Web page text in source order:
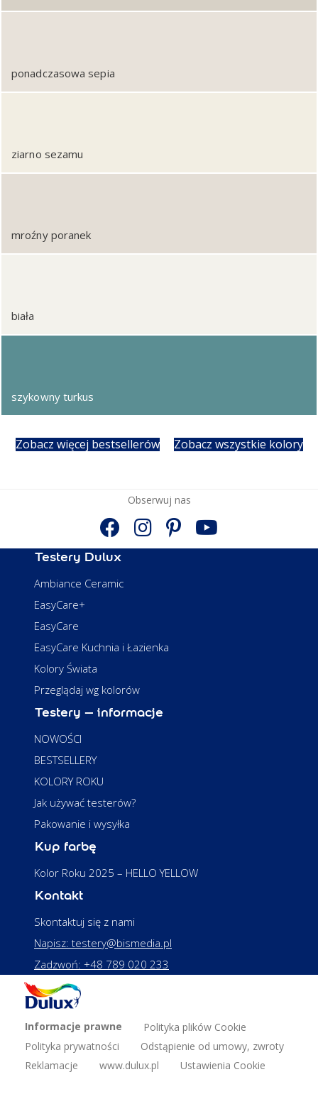
ponadczasowa sepia
ziarno sezamu
mroźny poranek
biała
szykowny turkus
Zobacz więcej bestsellerów Zobacz wszystkie kolory
Obserwuj nas
Testery Dulux
Ambiance Ceramic
EasyCare+
EasyCare
EasyCare Kuchnia i Łazienka
Kolory Świata
Przeglądaj wg kolorów
Testery – informacje
NOWOŚCI
BESTSELLERY
KOLORY ROKU
Jak używać testerów?
Pakowanie i wysyłka
Kup farbę
Kolor Roku 2025 – HELLO YELLOW
Kontakt
Skontaktuj się z nami
Napisz: testery@bismedia.pl
Zadzwoń: +48 789 020 233
Informacje prawne
Polityka plików Cookie
Polityka prywatności
Odstąpienie od umowy, zwroty
Reklamacje
www.dulux.pl Ustawienia Cookie